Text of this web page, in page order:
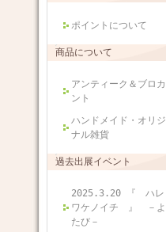
ポイントについて
商品について
アンティーク＆ブロカ
ント
ハンドメイド・オリジ
ナル雑貨
過去出展イベント
2025.3.20 『 ハレ
ワケノイチ 』 －よ
たび－